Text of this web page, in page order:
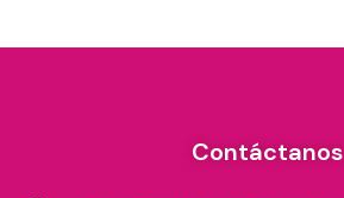
Contáctanos